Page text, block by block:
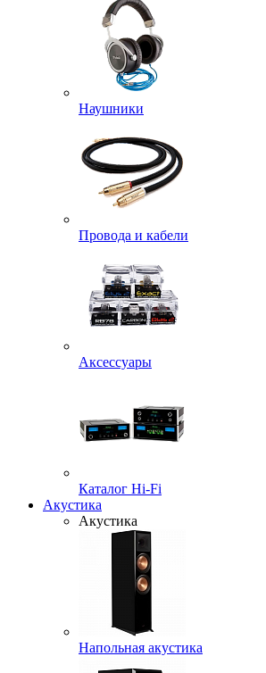
Наушники
Провода и кабели
Аксессуары
Каталог Hi-Fi
Акустика
Акустика
Напольная акустика